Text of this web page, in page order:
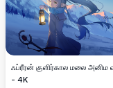
ஃப்ரீரன் குளிர்கால மலை அனிம
- 4K